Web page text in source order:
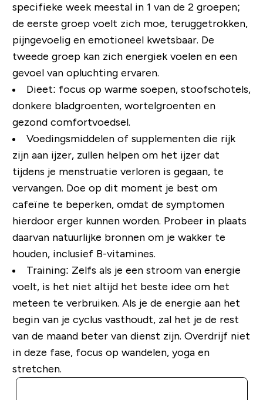
specifieke week meestal in 1 van de 2 groepen;
de eerste groep voelt zich moe, teruggetrokken,
pijngevoelig en emotioneel kwetsbaar. De
tweede groep kan zich energiek voelen en een
gevoel van opluchting ervaren.
Dieet: focus op warme soepen, stoofschotels,
donkere bladgroenten, wortelgroenten en
gezond comfortvoedsel.
Voedingsmiddelen of supplementen die rijk
zijn aan ijzer, zullen helpen om het ijzer dat
tijdens je menstruatie verloren is gegaan, te
vervangen. Doe op dit moment je best om
cafeïne te beperken, omdat de symptomen
hierdoor erger kunnen worden. Probeer in plaats
daarvan natuurlijke bronnen om je wakker te
houden, inclusief B-vitamines.
Training: Zelfs als je een stroom van energie
voelt, is het niet altijd het beste idee om het
meteen te verbruiken. Als je de energie aan het
begin van je cyclus vasthoudt, zal het je de rest
van de maand beter van dienst zijn. Overdrijf niet
in deze fase, focus op wandelen, yoga en
stretchen.